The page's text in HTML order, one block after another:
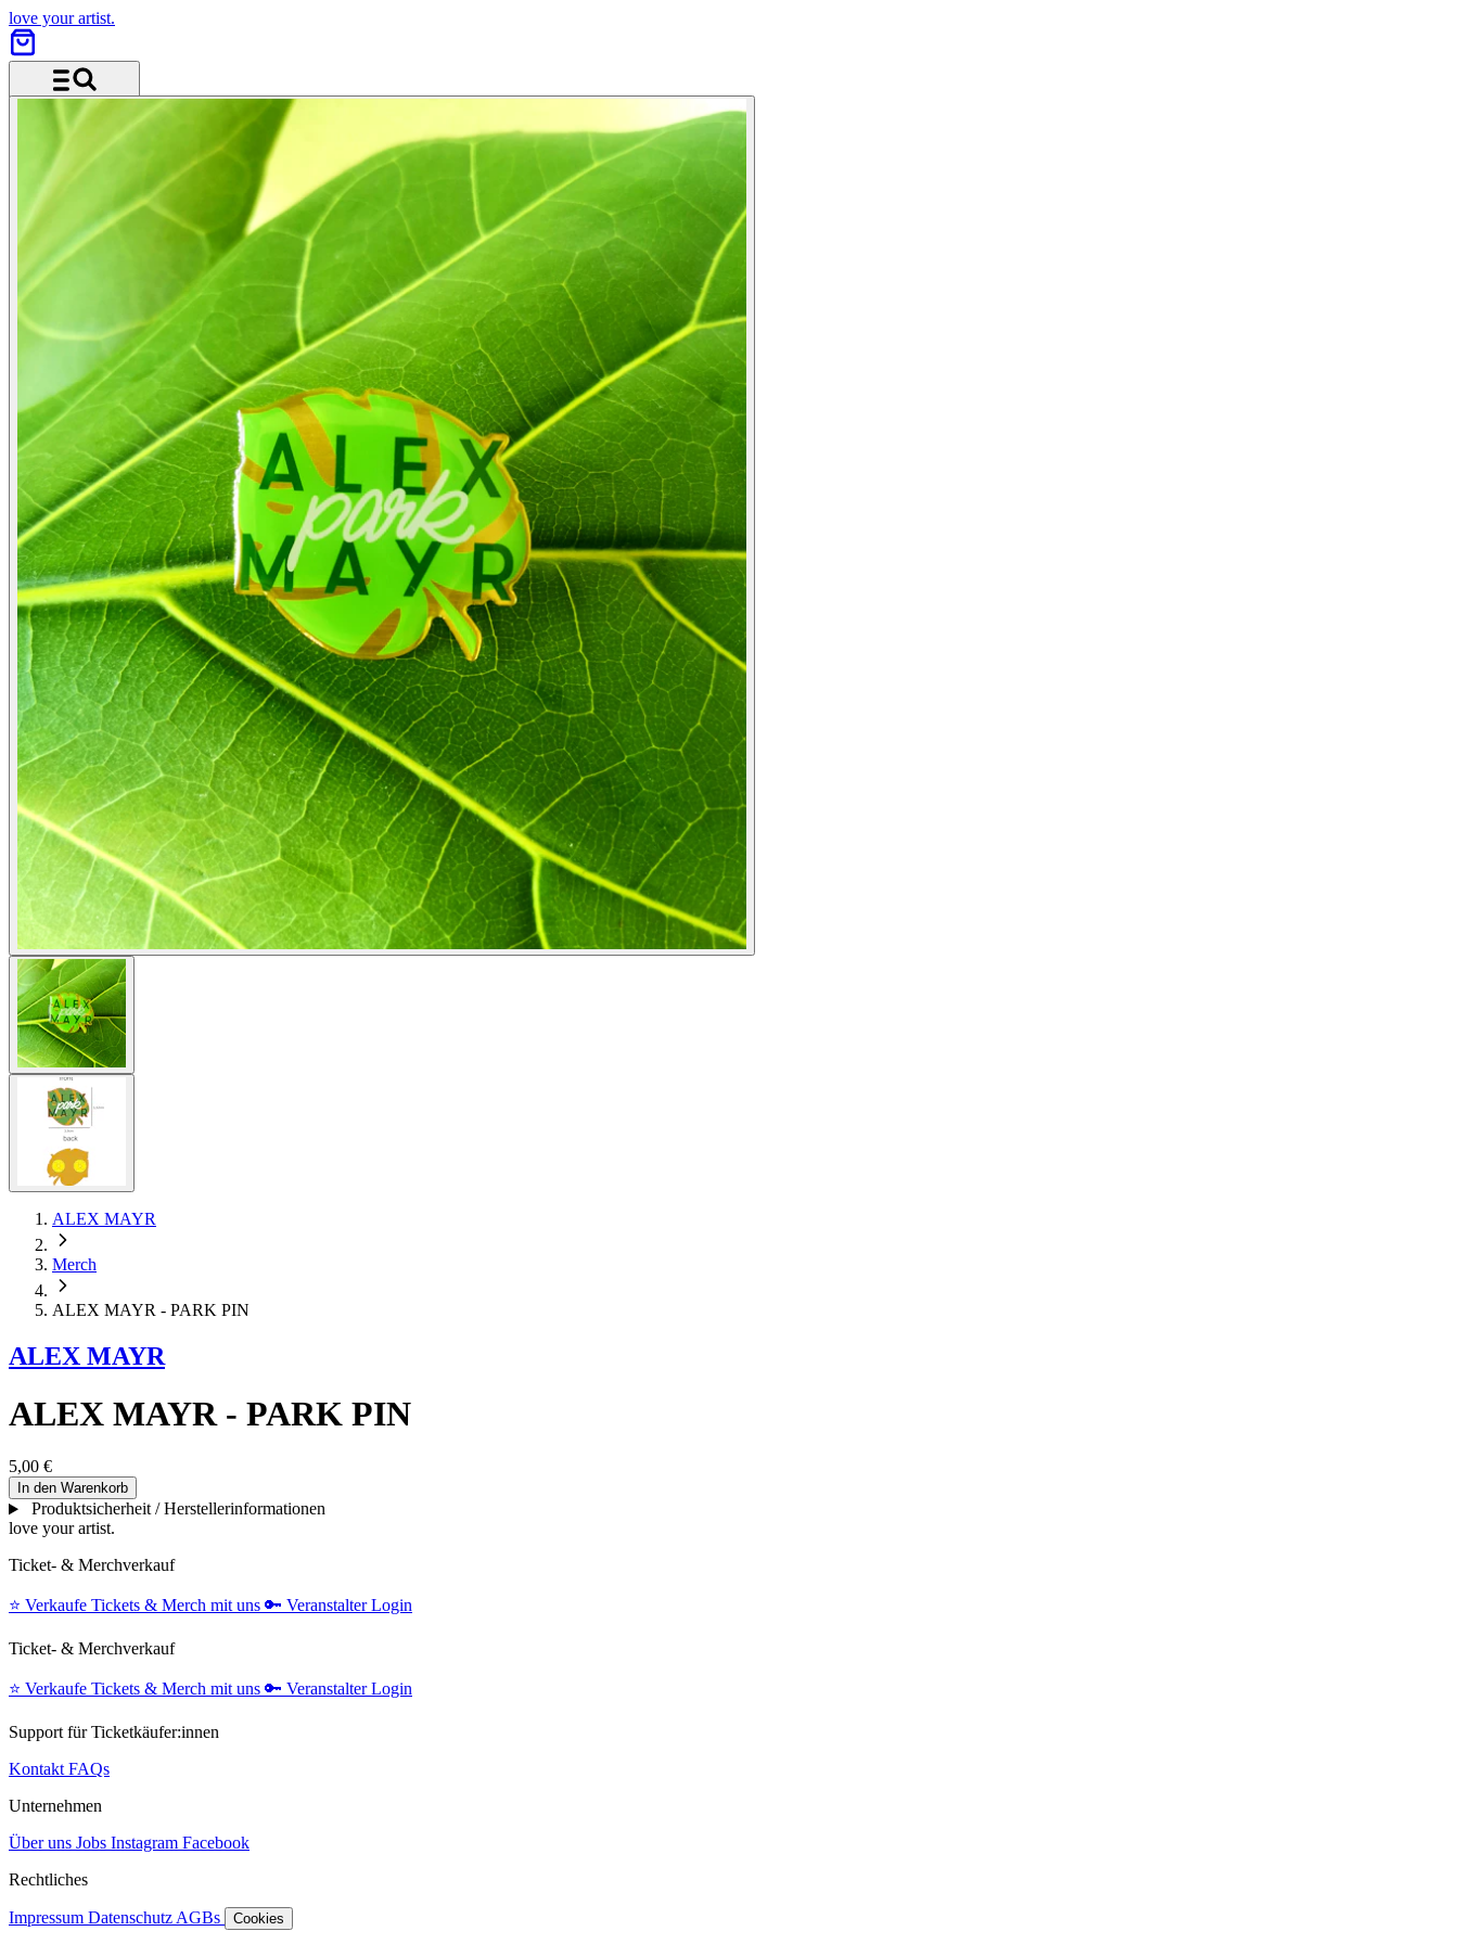
love your artist.
Menü und Suche
ALEX MAYR
Merch
ALEX MAYR - PARK PIN
ALEX MAYR
ALEX MAYR - PARK PIN
5,00 €
In den Warenkorb
Produktsicherheit / Herstellerinformationen
love your artist.
Ticket- & Merchverkauf
⭐️ Verkaufe Tickets & Merch mit uns 🔑 Veranstalter Login
Ticket- & Merchverkauf
⭐️ Verkaufe Tickets & Merch mit uns 🔑 Veranstalter Login
Support für Ticketkäufer:innen
KontaktFAQs
Unternehmen
Über uns Jobs Instagram Facebook
Rechtliches
Impressum DatenschutzAGBs Cookies